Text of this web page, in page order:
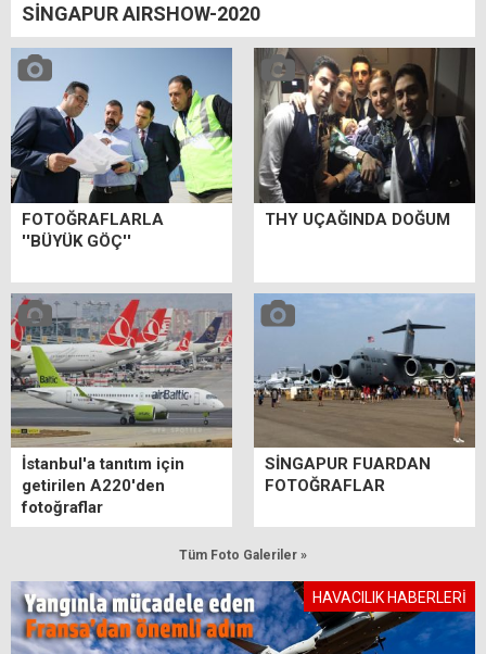
SİNGAPUR AIRSHOW-2020
FOTOĞRAFLARLA
''BÜYÜK GÖÇ''
THY UÇAĞINDA DOĞUM
İstanbul'a tanıtım için
getirilen A220'den
fotoğraflar
SİNGAPUR FUARDAN
FOTOĞRAFLAR
Tüm Foto Galeriler »
HAVACILIK HABERLERİ